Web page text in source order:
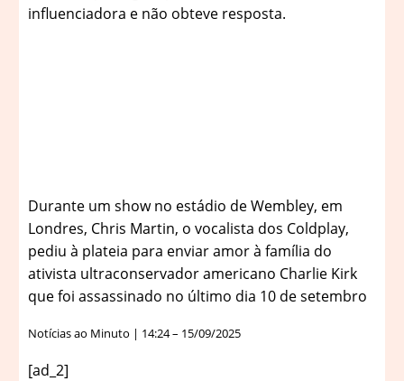
influenciadora e não obteve resposta.
Durante um show no estádio de Wembley, em
Londres, Chris Martin, o vocalista dos Coldplay,
pediu à plateia para enviar amor à família do
ativista ultraconservador americano Charlie Kirk
que foi assassinado no último dia 10 de setembro
Notícias ao Minuto | 14:24 – 15/09/2025
[ad_2]